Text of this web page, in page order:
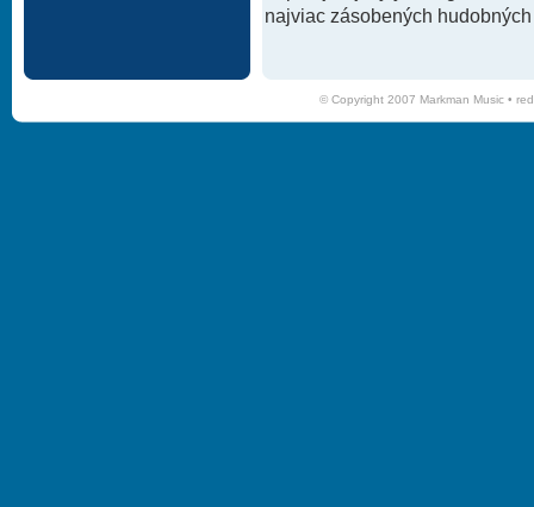
najviac zásobených
© Copyright 2007 Markman Music •